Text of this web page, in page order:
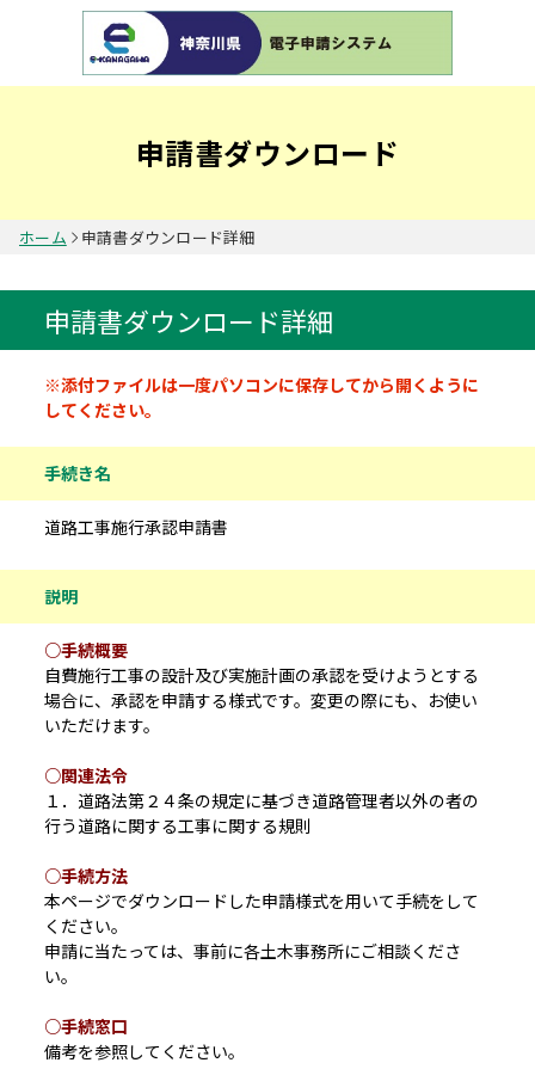
申請書ダウンロード
ホーム 申請書ダウンロード詳細
申請書ダウンロード詳細
申請書情報※添付ファイルは一度パソコンに保存してから開くように
してください。
手続き名
道路工事施行承認申請書
説明
○手続概要
自費施行工事の設計及び実施計画の承認を受けようとする
場合に、承認を申請する様式です。変更の際にも、お使い
いただけます。
○関連法令
１．道路法第２４条の規定に基づき道路管理者以外の者の
行う道路に関する工事に関する規則
○手続方法
本ページでダウンロードした申請様式を用いて手続をして
ください。
申請に当たっては、事前に各土木事務所にご相談くださ
い。
○手続窓口
備考を参照してください。